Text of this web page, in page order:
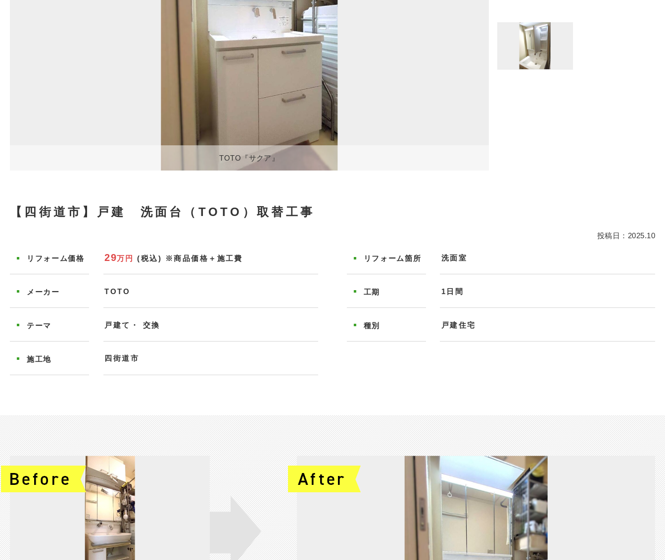
TOTO『サクア』
【四街道市】戸建 洗面台（TOTO）取替工事
投稿日：2025.10
リフォーム価格 29万円 (税込) ※商品価格＋施工費 リフォーム箇所 洗面室
メーカー TOTO 工期 1日間
テーマ 戸建て 交換 種別 戸建住宅
施工地 四街道市